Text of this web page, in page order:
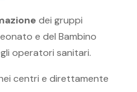
dei gruppi
e del Bambino
operatori sanitari.
centri e direttamente